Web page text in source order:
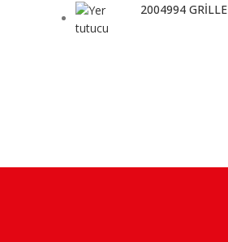
2004994 GRİLLE